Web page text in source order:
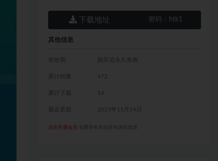
下载地址 密码： htk1
其他信息
有效期 购买后永久有效
累计销量 472
累计下载 14
最近更新 2025年11月14日
点击开通会员 免费享有本站所有课程资源